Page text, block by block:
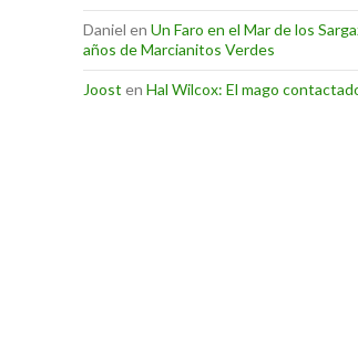
Daniel en Un Faro en el Mar de los
años de Marcianitos Verdes
Joost en Hal Wilcox: El mago